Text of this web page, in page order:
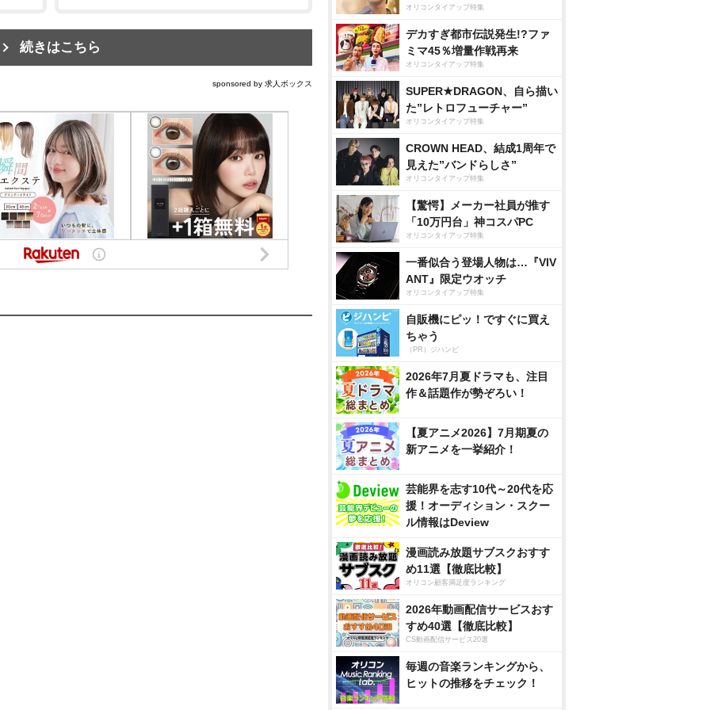
続きはこちら
sponsored by 求人ボックス
オリコンタイアップ特集
デカすぎ都市伝説発生!?ファ
ミマ45％増量作戦再来
オリコンタイアップ特集
SUPER★DRAGON、自ら描い
た”レトロフューチャー”
オリコンタイアップ特集
CROWN HEAD、結成1周年で
見えた”バンドらしさ”
オリコンタイアップ特集
【驚愕】メーカー社員が推す
「10万円台」神コスパPC
オリコンタイアップ特集
一番似合う登場人物は…『VIV
ANT』限定ウオッチ
オリコンタイアップ特集
自販機にピッ！ですぐに買え
ちゃう
（PR）ジハンピ
2026年7月夏ドラマも、注目
作＆話題作が勢ぞろい！
【夏アニメ2026】7月期夏の
新アニメを一挙紹介！
芸能界を志す10代～20代を応
援！オーディション・スクー
ル情報はDeview
漫画読み放題サブスクおすす
め11選【徹底比較】
オリコン顧客満足度ランキング
2026年動画配信サービスおす
すめ40選【徹底比較】
CS動画配信サービス20選
毎週の音楽ランキングから、
ヒットの推移をチェック！